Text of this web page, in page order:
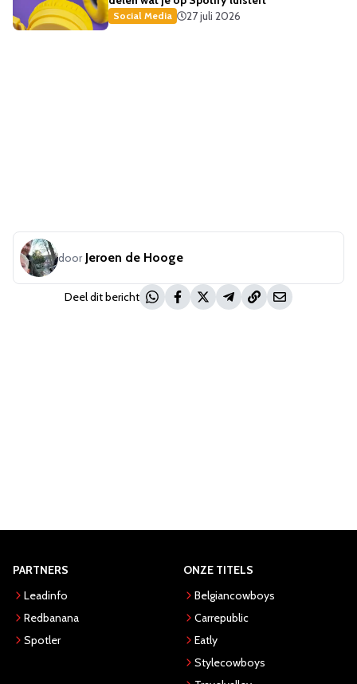
Social Media 27 juli 2026
door Jeroen de Hooge
Deel dit bericht
PARTNERS
Leadinfo
Redbanana
Spotler
ONZE TITELS
Belgiancowboys
Carrepublic
Eatly
Stylecowboys